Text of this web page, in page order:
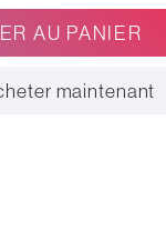
AU PANIER
maintenant